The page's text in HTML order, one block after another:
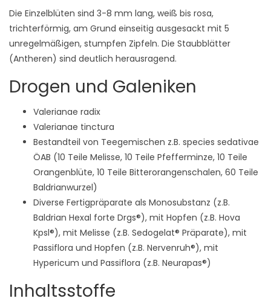
Die Einzelblüten sind 3-8 mm lang, weiß bis rosa,
trichterförmig, am Grund einseitig ausgesackt mit 5
unregelmäßigen, stumpfen Zipfeln. Die Staubblätter
(Antheren) sind deutlich herausragend.
Drogen und Galeniken
Valerianae radix
Valerianae tinctura
Bestandteil von Teegemischen z.B. species sedativae
ÖAB (10 Teile Melisse, 10 Teile Pfefferminze, 10 Teile
Orangenblüte, 10 Teile Bitterorangenschalen, 60 Teile
Baldrianwurzel)
Diverse Fertigpräparate als Monosubstanz (z.B.
Baldrian Hexal forte Drgs®), mit Hopfen (z.B. Hova
Kpsl®), mit Melisse (z.B. Sedogelat® Präparate), mit
Passiflora und Hopfen (z.B. Nervenruh®), mit
Hypericum und Passiflora (z.B. Neurapas®)
Inhaltsstoffe